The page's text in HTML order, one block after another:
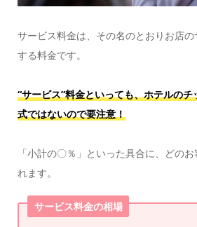
サービス料金は、その名のとおりお店
する料金です。
“サービス”料金といっても、ホテルの
式ではないので要注意！
「小計の〇％」といった具合に、どの
れます。
サービス料金の相場